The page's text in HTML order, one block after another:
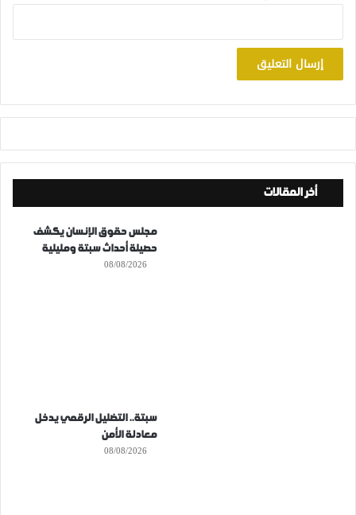
أخر المقالات
مجلس حقوق الإنسان يكشف
حصيلة أحداث سبتة ومليلية
08/08/2026
سبتة.. التضليل الرقمي يدخل
معادلة الأمن
08/08/2026